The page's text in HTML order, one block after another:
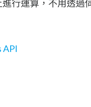
行運算，不用透過
API